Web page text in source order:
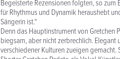
Begeisterte Rezensionen folgten, so zum
für Rhythmus und Dynamik heraushebt
Sängerin ist.“
Denn das Hauptinstrument von Gretchen
biegsam, aber nicht zerbrechlich.
verschiedener Kulturen zueigen